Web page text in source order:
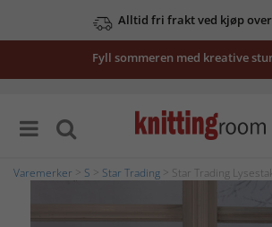
Alltid fri frakt ved kjøp over
Fyll sommeren med kreative
Varemerker S Star Trading > Star Trading